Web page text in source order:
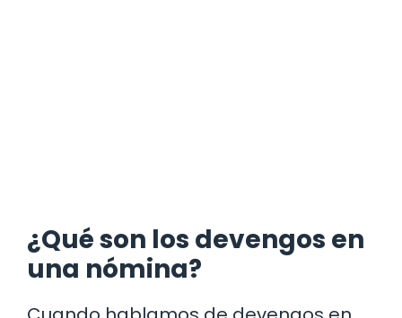
¿Qué son los devengos en
una nómina?